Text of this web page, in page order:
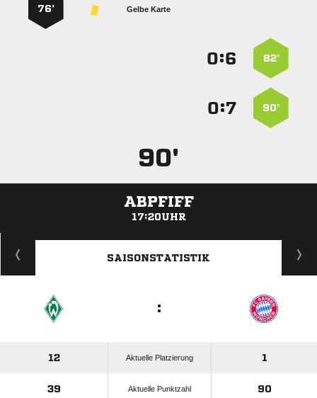
Gelbe Karte
76’
82’
:
90’
:
90'
ABPFIFF
17:20UHR
ANZEIGE
SAISONSTATISTIK
:
12 Aktuelle Platzierung 1
39 Aktuelle Punktzahl 90